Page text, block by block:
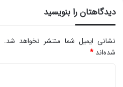
دیدگاهتان را بنویسید
نشانی ایمیل شما منتشر نخواهد شد.
شده‌اند *